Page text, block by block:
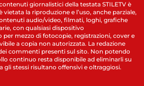
giornalistici della testata STILETV è
vietata la riproduzione e l’uso, anche parziale,
audio/video, filmati, loghi, grafiche
con qualsiasi dispositivo
mezzo di fotocopie, registrazioni, cover e
a copia non autorizzata. La redazione
commenti presenti sul sito. Non potendo
continuo resta disponibile ad eliminarli su
gli stessi risultano offensivi e oltraggiosi.